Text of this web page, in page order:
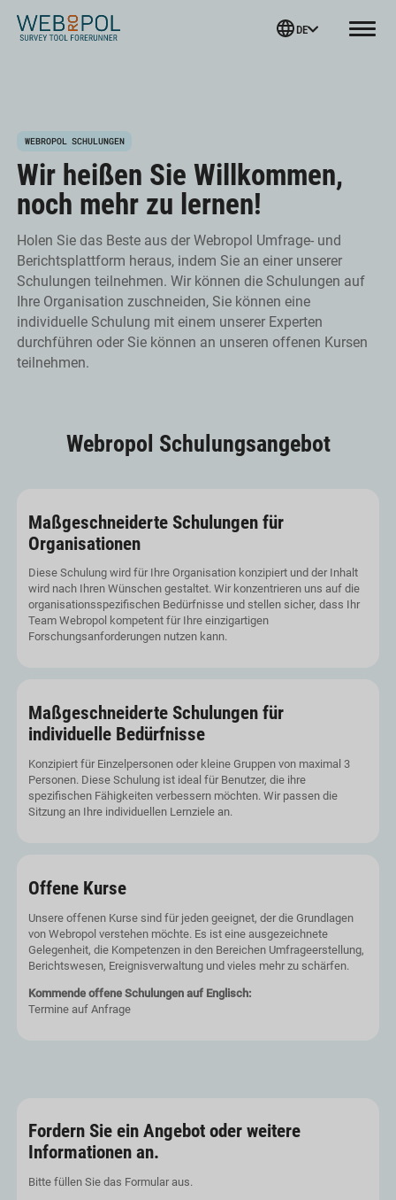
content
Webropol
Menu
DE
WEBROPOL SCHULUNGEN
Wir heißen Sie Willkommen,
noch mehr zu lernen!
Holen Sie das Beste aus der Webropol Umfrage- und
Berichtsplattform heraus, indem Sie an einer unserer
Schulungen teilnehmen. Wir können die Schulungen auf
Ihre Organisation zuschneiden, Sie können eine
individuelle Schulung mit einem unserer Experten
durchführen oder Sie können an unseren offenen Kursen
teilnehmen.
Webropol Schulungsangebot
Maßgeschneiderte Schulungen für
Organisationen
Diese Schulung wird für Ihre Organisation konzipiert und der Inhalt
wird nach Ihren Wünschen gestaltet. Wir konzentrieren uns auf die
organisationsspezifischen Bedürfnisse und stellen sicher, dass Ihr
Team Webropol kompetent für Ihre einzigartigen
Forschungsanforderungen nutzen kann.
Maßgeschneiderte Schulungen für
individuelle Bedürfnisse
Konzipiert für Einzelpersonen oder kleine Gruppen von maximal 3
Personen. Diese Schulung ist ideal für Benutzer, die ihre
spezifischen Fähigkeiten verbessern möchten. Wir passen die
Sitzung an Ihre individuellen Lernziele an.
Offene Kurse
Unsere offenen Kurse sind für jeden geeignet, der die Grundlagen
von Webropol verstehen möchte. Es ist eine ausgezeichnete
Gelegenheit, die Kompetenzen in den Bereichen Umfrageerstellung,
Berichtswesen, Ereignisverwaltung und vieles mehr zu schärfen.
Kommende offene Schulungen auf Englisch:
Termine auf Anfrage
Fordern Sie ein Angebot oder weitere
Informationen an.
Bitte füllen Sie das Formular aus.